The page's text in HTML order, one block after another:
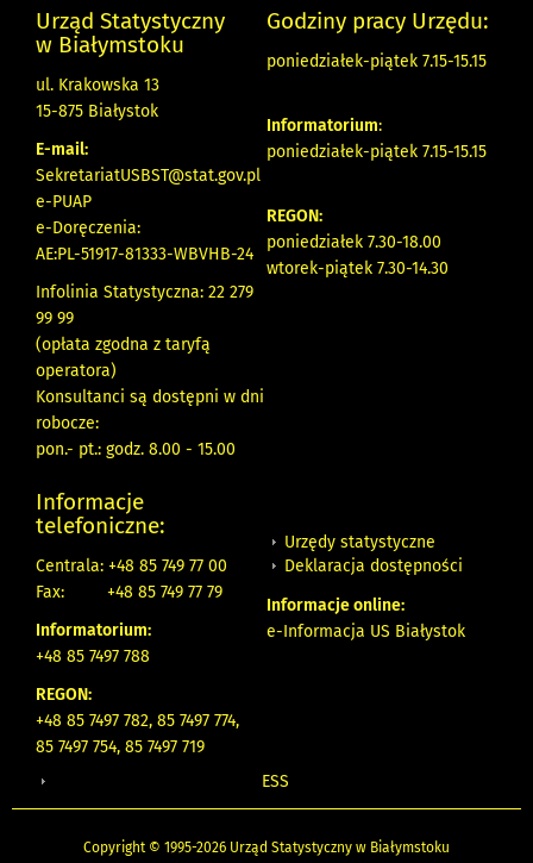
Urząd Statystyczny
w Białymstoku
ul. Krakowska 13
15-875 Białystok
E-mail:
SekretariatUSBST@stat.gov.pl
e-PUAP
e-Doręczenia:
AE:PL-51917-81333-WBVHB-24
Infolinia Statystyczna: 22 279
99 99
(opłata zgodna z taryfą
operatora)
Konsultanci są dostępni w dni
robocze:
pon.- pt.: godz. 8.00 - 15.00
Godziny pracy Urzędu:
poniedziałek-piątek 7.15-15.15
Informatorium:
poniedziałek-piątek 7.15-15.15
REGON:
poniedziałek 7.30-18.00
wtorek-piątek 7.30-14.30
Informacje
telefoniczne:
Centrala: +48 85 749 77 00
Fax:
+48 85 749 77 79
Informatorium:
+48 85 7497 788
REGON:
+48 85 7497 782, 85 7497 774,
85 7497 754, 85 7497 719
Urzędy statystyczne
Deklaracja dostępności
Informacje online:
e-Informacja US Białystok
ESS
Copyright © 1995-2026 Urząd Statystyczny w Białymstoku